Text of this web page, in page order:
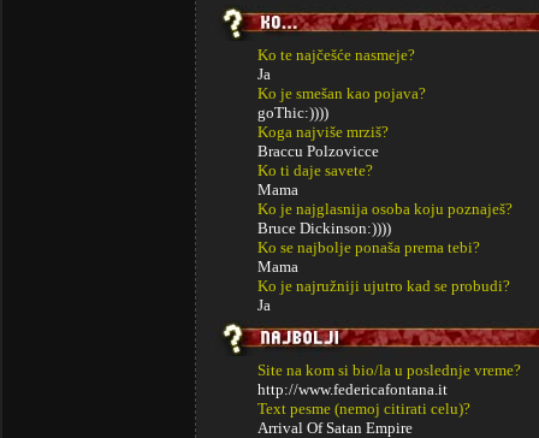
Ko te najčešće nasmeje?
Ja
Ko je smešan kao pojava?
goThic:))))
Koga najviše mrziš?
Braccu Polzovicce
Ko ti daje savete?
Mama
Ko je najglasnija osoba koju poznaješ?
Bruce Dickinson:))))
Ko se najbolje ponaša prema tebi?
Mama
Ko je najružniji ujutro kad se probudi?
Ja
Site na kom si bio/la u poslednje vreme?
http://www.federicafontana.it
Text pesme (nemoj citirati celu)?
Arrival Of Satan Empire